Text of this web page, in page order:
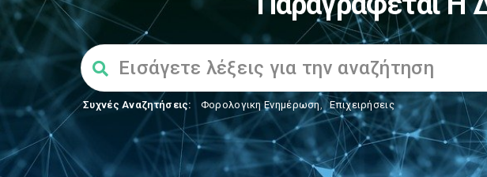
Συχνές Αναζητήσεις: Φορολογικη Ενημέρωση, Επιχειρήσεις